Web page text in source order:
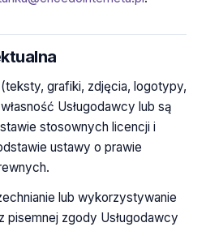
grafiki, zdjęcia, logotypy,
Usługodawcy lub są
stosownych licencji i
ustawy o prawie
lub wykorzystywanie
pisemnej zgody Usługodawcy